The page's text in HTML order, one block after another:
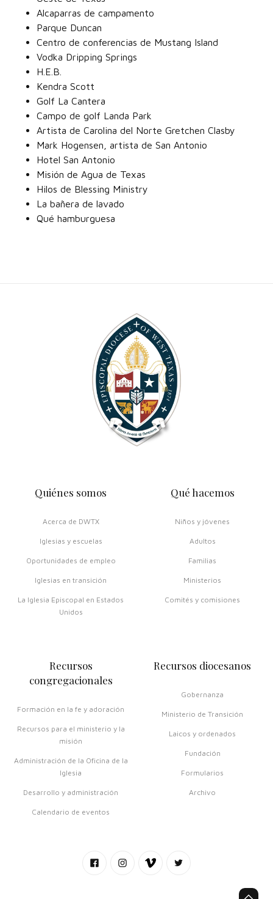
Alcaparras de campamento
Parque Duncan
Centro de conferencias de Mustang Island
Vodka Dripping Springs
H.E.B.
Kendra Scott
Golf La Cantera
Campo de golf Landa Park
Artista de Carolina del Norte Gretchen Clasby
Mark Hogensen, artista de San Antonio
Hotel San Antonio
Misión de Agua de Texas
Hilos de Blessing Ministry
La bañera de lavado
Qué hamburguesa
Quiénes somos
Acerca de DWTX
Iglesias y escuelas
Oportunidades de empleo
Iglesias en transición
La Iglesia Episcopal en Estados
Unidos
Qué hacemos
Niños y jóvenes
Adultos
Familias
Ministerios
Comités y comisiones
Recursos
congregacionales
Formación en la fe y adoración
Recursos para el ministerio y la
misión
Administración de la Oficina de la
Iglesia
Desarrollo y administración
Calendario de eventos
Recursos diocesanos
Gobernanza
Ministerio de Transición
Laicos y ordenados
Fundación
Formularios
Archivo